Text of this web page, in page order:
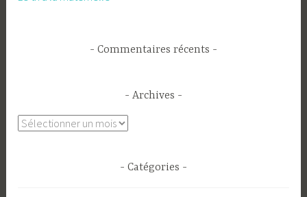
Commentaires récents
Archives
Archives
Catégories